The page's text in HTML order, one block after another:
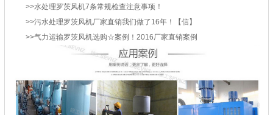
>>水处理罗茨风机7条常规检查注意事项！
>>污水处理罗茨风机厂家直销我们做了16年！【信】
>>气力运输罗茨风机选购☆案例！2016厂家直销案例